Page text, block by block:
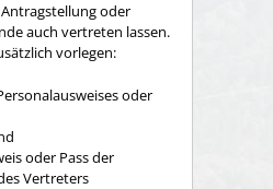
oder
auch vertreten lassen.
vorlegen:
oder
oder Pass der
Vertreters